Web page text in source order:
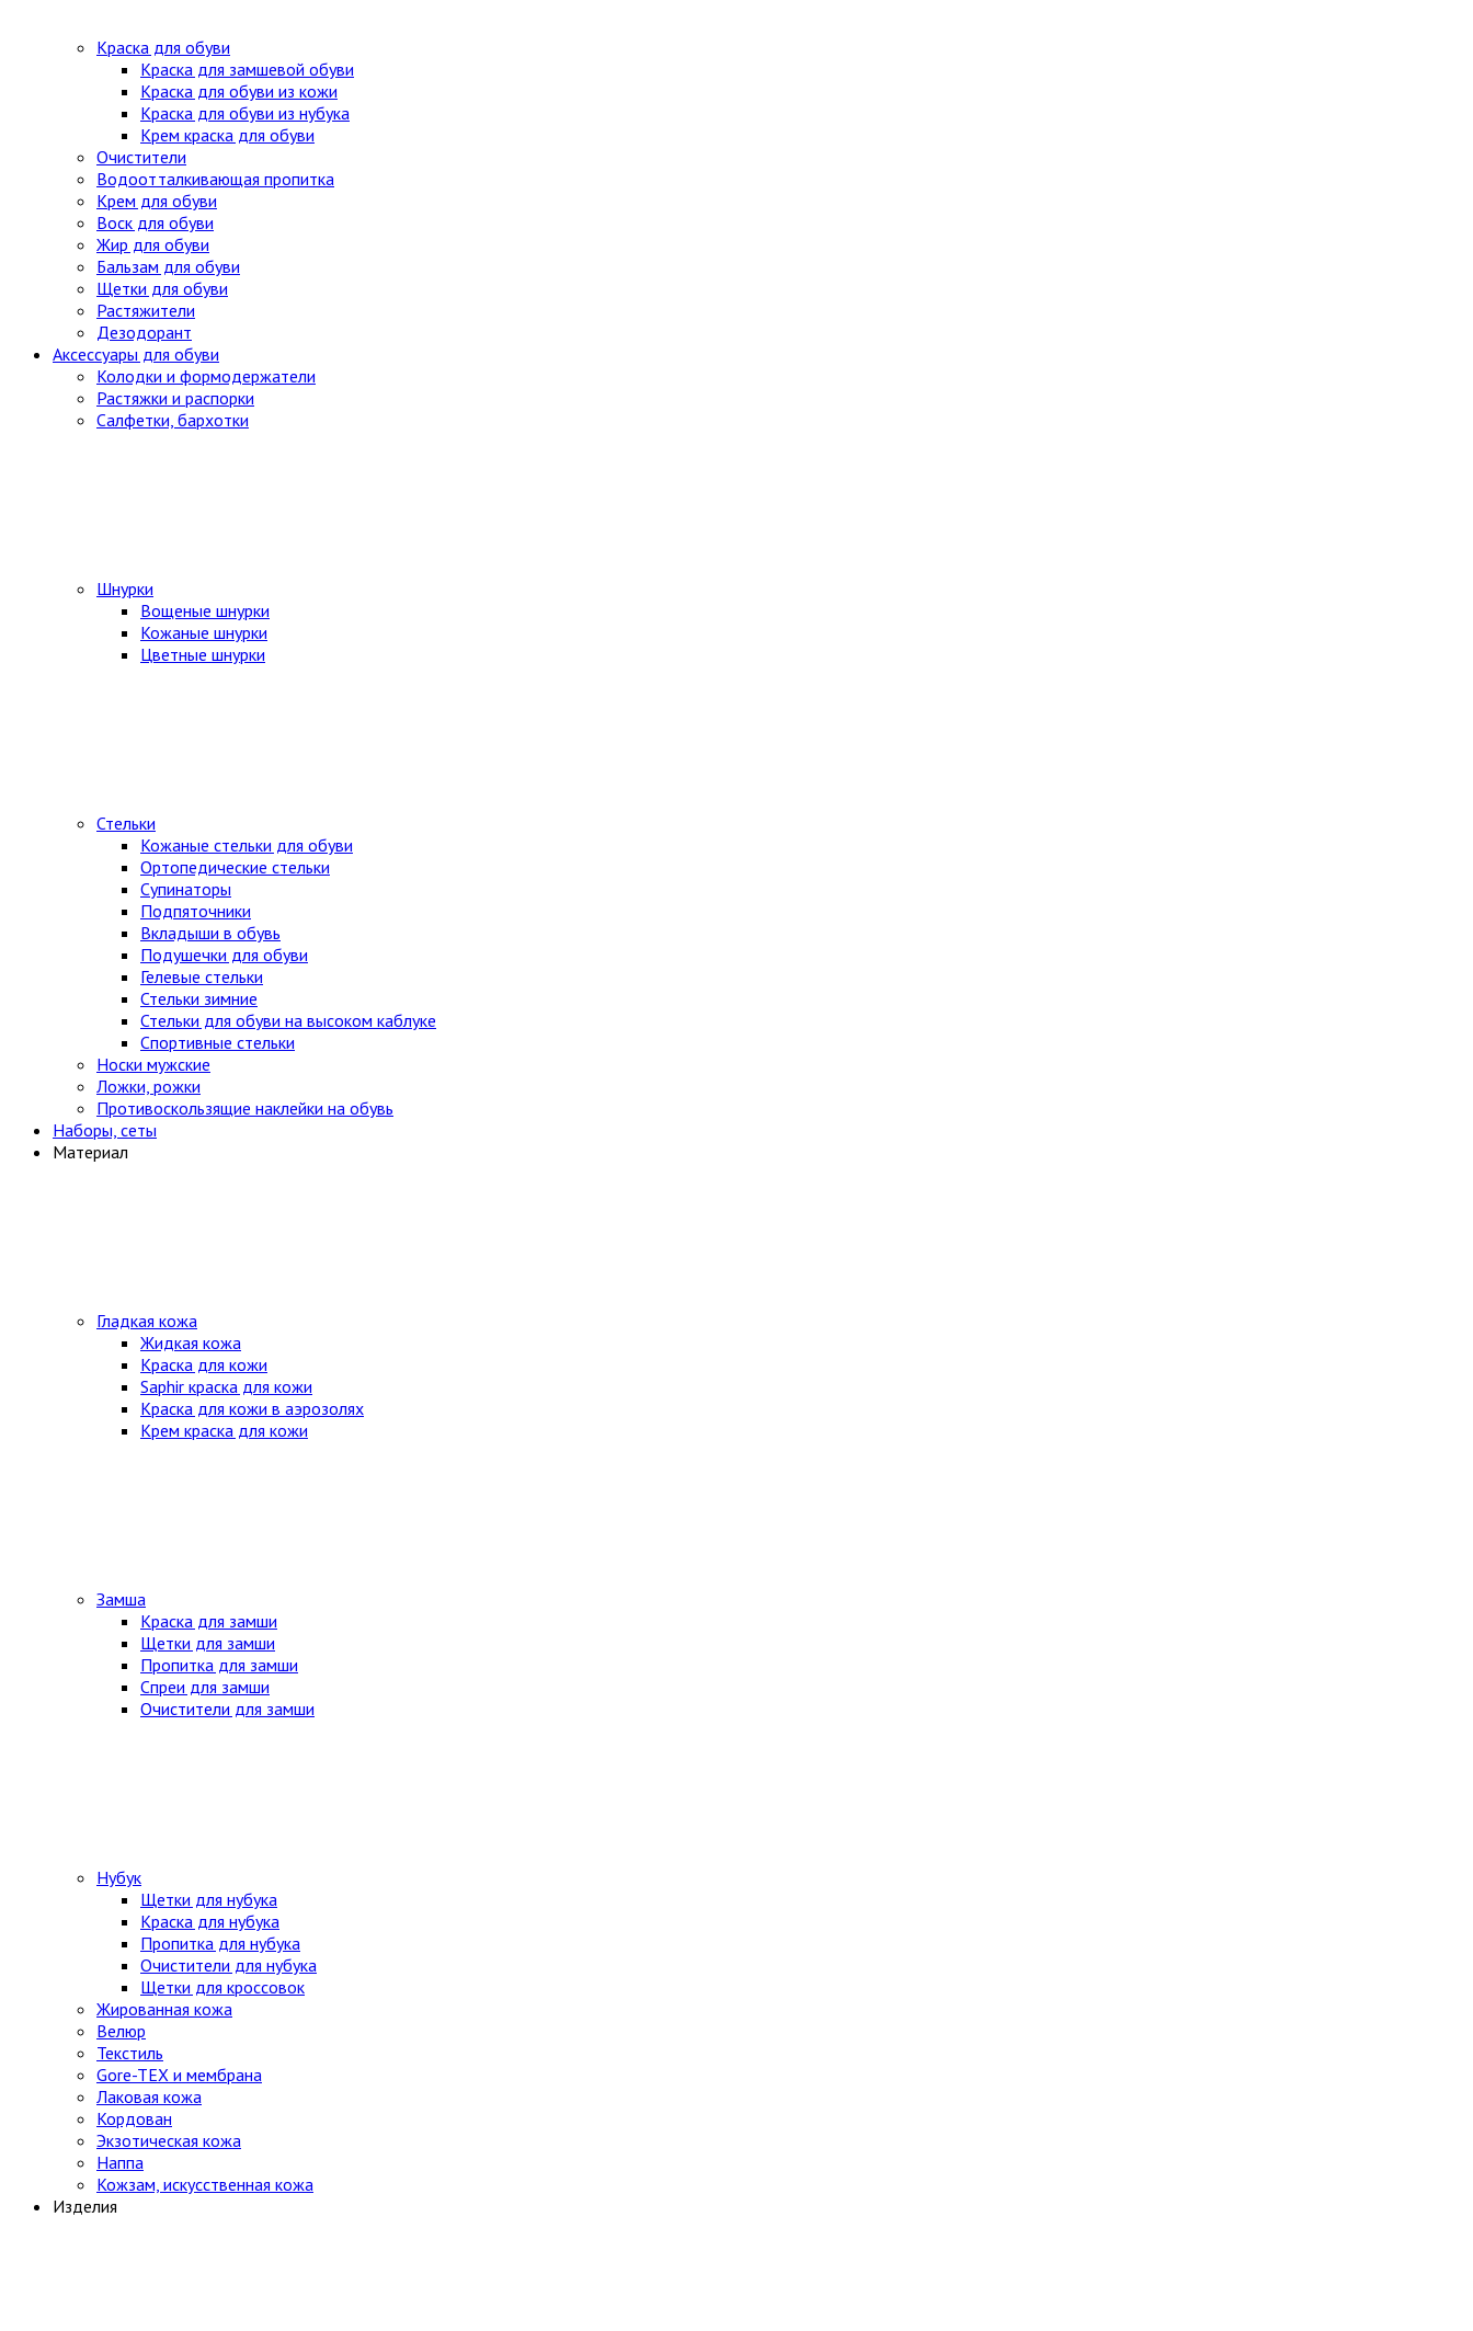
Краска для обуви
Краска для замшевой обуви
Краска для обуви из кожи
Краска для обуви из нубука
Крем краска для обуви
Очистители
Водоотталкивающая пропитка
Крем для обуви
Воск для обуви
Жир для обуви
Бальзам для обуви
Щетки для обуви
Растяжители
Дезодорант
Аксессуары для обуви
Колодки и формодержатели
Растяжки и распорки
Салфетки, бархотки
Шнурки
Вощеные шнурки
Кожаные шнурки
Цветные шнурки
Стельки
Кожаные стельки для обуви
Ортопедические стельки
Супинаторы
Подпяточники
Вкладыши в обувь
Подушечки для обуви
Гелевые стельки
Стельки зимние
Стельки для обуви на высоком каблуке
Спортивные стельки
Носки мужские
Ложки, рожки
Противоскользящие наклейки на обувь
Наборы, сеты
Материал
Гладкая кожа
Жидкая кожа
Краска для кожи
Saphir краска для кожи
Краска для кожи в аэрозолях
Крем краска для кожи
Замша
Краска для замши
Щетки для замши
Пропитка для замши
Спреи для замши
Очистители для замши
Нубук
Щетки для нубука
Краска для нубука
Пропитка для нубука
Очистители для нубука
Щетки для кроссовок
Жированная кожа
Велюр
Текстиль
Gore-TEX и мембрана
Лаковая кожа
Кордован
Экзотическая кожа
Наппа
Кожзам, искусственная кожа
Изделия